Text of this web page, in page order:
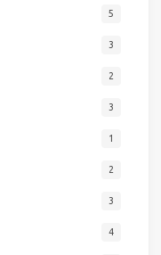
5
3
2
3
1
2
3
4